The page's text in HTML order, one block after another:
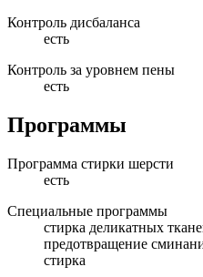
Контроль дисбаланса
есть
Контроль за уровнем пены
есть
Программы
Программа стирки шерсти
есть
Специальные программы
стирка деликатных
предотвращение
стирка